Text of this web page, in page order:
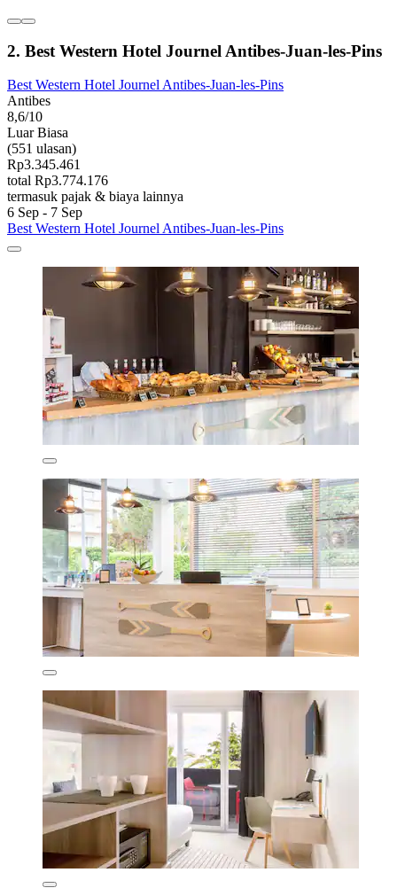
2. Best Western Hotel Journel Antibes-Juan-les-Pins
Best Western Hotel Journel Antibes-Juan-les-Pins
Antibes
8,6/10
Luar Biasa
(551 ulasan)
Rp3.345.461
total Rp3.774.176
termasuk pajak & biaya lainnya
6 Sep - 7 Sep
Best Western Hotel Journel Antibes-Juan-les-Pins